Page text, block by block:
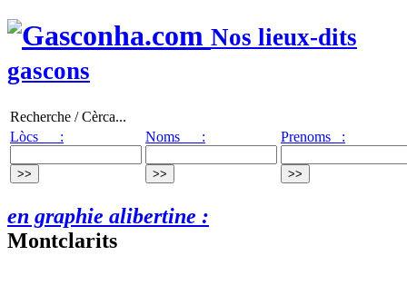
Nos lieux-dits
gascons
Recherche / Cèrca...
Lòcs :
Noms : Prenoms :
en graphie alibertine :
Montclarits